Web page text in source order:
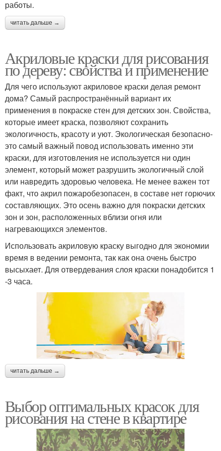
работы.
читать дальше →
Акриловые краски для рисования
по дереву: свойства и применение
Для чего используют акриловое краски делая ремонт
дома? Самый распространённый вариант их
применения в покраске стен для детских зон. Свойства,
которые имеет краска, позволяют сохранить
экологичность, красоту и уют. Экологическая безопасно-
это самый важный повод использовать именно эти
краски, для изготовления не используется ни один
элемент, который может разрушить экологичный слой
или навредить здоровью человека. Не менее важен тот
факт, что акрил пожаробезопасен, в составе нет горючих
составляющих. Это осень важно для покраски детских
зон и зон, расположенных вблизи огня или
нагревающихся элементов.
Использовать акриловую краску выгодно для экономии
время в ведении ремонта, так как она очень быстро
высыхает. Для отвердевания слоя краски понадобится 1
-3 часа.
читать дальше →
Выбор оптимальных красок для
рисования на стене в квартире